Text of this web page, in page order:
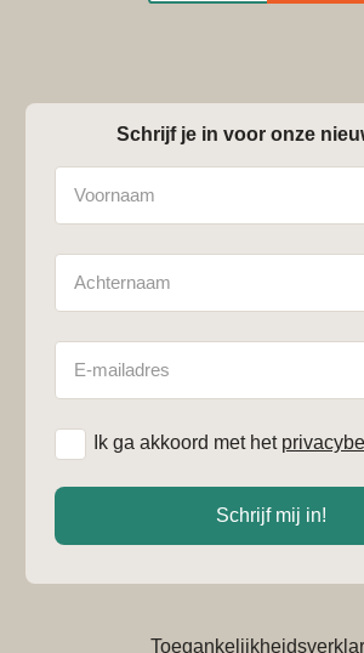
Schrijf je in voor onze
mailadres
Ik ga akkoord met het
Schrijf mij in!